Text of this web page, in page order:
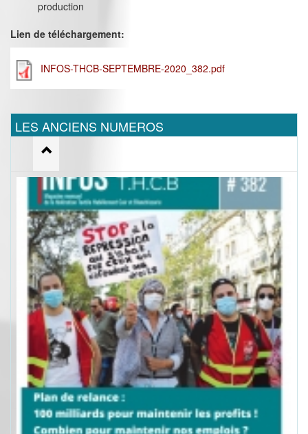
production
Lien de téléchargement:
INFOS-THCB-SEPTEMBRE-2020_382.pdf
LES ANCIENS NUMEROS